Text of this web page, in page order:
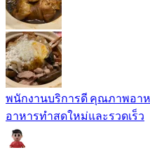
พนักงานบริการดี คุณภาพอา
อาหารทำสดใหม่และรวดเร็ว